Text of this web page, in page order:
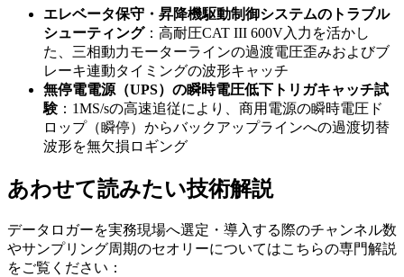
エレベータ保守・昇降機駆動制御システムのトラブル
シューティング：高耐圧CAT III 600V入力を活かし
た、三相動力モーターラインの過渡電圧歪みおよびブ
レーキ連動タイミングの波形キャッチ
無停電電源（UPS）の瞬時電圧低下トリガキャッチ試
験：1MS/sの高速追従により、商用電源の瞬時電圧ド
ロップ（瞬停）からバックアップラインへの過渡切替
波形を無欠損ロギング
あわせて読みたい技術解説
データロガーを実務現場へ選定・導入する際のチャンネル数
やサンプリング周期のセオリーについてはこちらの専門解説
をご覧ください：